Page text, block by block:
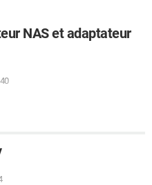
NAS et adaptateur